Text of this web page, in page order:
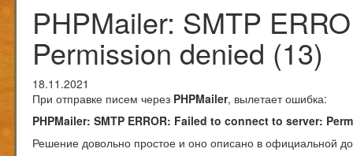
PHPMailer: SMTP
Permission denied (13)
18.11.2021
При отправке писем через PHPMailer, вылетает ошибка:
PHPMailer: SMTP ERROR: Failed to connect to server:
Решение довольно простое и оно описано в официальной